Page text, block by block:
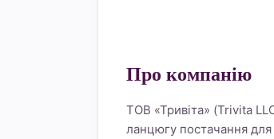
Про компанію
ТОВ «Тривіта» (Trivita
ланцюгу постачання